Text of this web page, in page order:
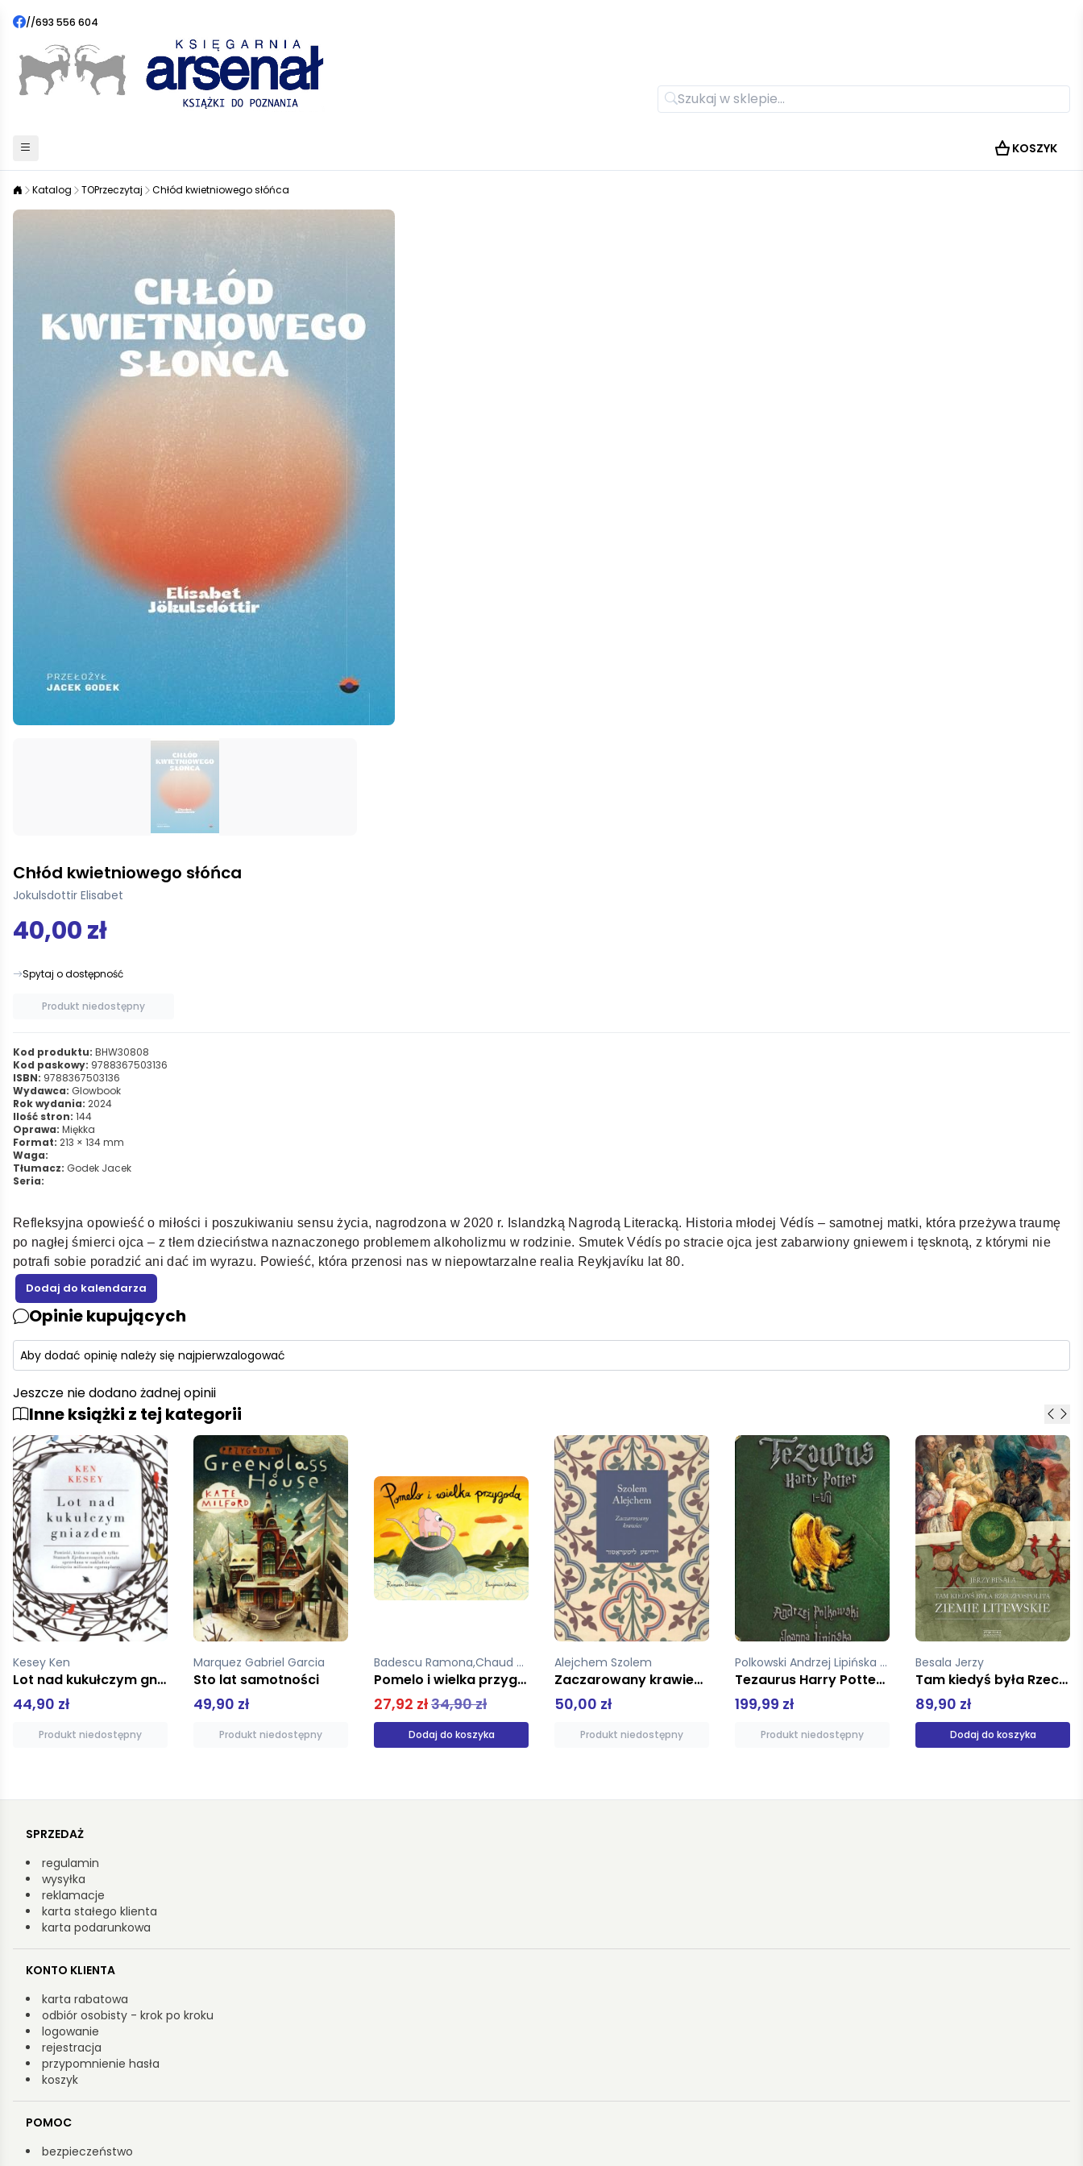
//693 556 604
KOSZYK
Katalog TOPrzeczytaj Chłód kwietniowego słóńca
Chłód kwietniowego słóńca
Jokulsdottir Elisabet
40,00 zł
Spytaj o dostępność
Produkt niedostępny
Kod produktu: BHW30808
Kod paskowy: 9788367503136
ISBN: 9788367503136
Wydawca: Glowbook
Rok wydania: 2024
Ilość stron: 144
Oprawa: Miękka
Format: 213 × 134 mm
Waga:
Tłumacz: Godek Jacek
Seria:
Refleksyjna opowieść o miłości i poszukiwaniu sensu życia, nagrodzona w 2020 r. Islandzką Nagrodą Literacką. Historia młodej Védís – samotnej matki, która przeżywa traumę
po nagłej śmierci ojca – z tłem dzieciństwa naznaczonego problemem alkoholizmu w rodzinie. Smutek Védís po stracie ojca jest zabarwiony gniewem i tęsknotą, z którymi nie
potrafi sobie poradzić ani dać im wyrazu. Powieść, która przenosi nas w niepowtarzalne realia Reykjavíku lat 80.
Opinie kupujących
Aby dodać opinię należy się najpierwzalogować
Jeszcze nie dodano żadnej opinii
Inne książki z tej kategorii
Marquez Gabriel Garcia
Sto lat samotności
49,90 zł
Produkt niedostępny
27,92 zł
Dodaj do koszyka
Alejchem Szolem
Zaczarowany krawiec i inne humoreski
50,00 zł
Produkt niedostępny
Tezaurus Harry Potter I-VII
199,99 zł
Produkt niedostępny
Besala Jerzy
Tam kiedyś była Rzeczpospolita. Ziemie litewskie
89,90 zł
Dodaj do koszyka
Collins Jim
Od dobrego do wielkiego
64,90 zł
Produkt niedostępny
SPRZEDAŻ
regulamin
wysyłka
reklamacje
karta stałego klienta
karta podarunkowa
KONTO KLIENTA
karta rabatowa
odbiór osobisty - krok po kroku
logowanie
rejestracja
przypomnienie hasła
koszyk
POMOC
bezpieczeństwo